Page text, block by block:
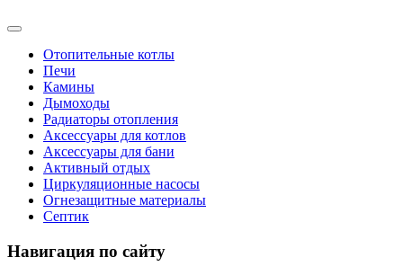
Отопительные котлы
Печи
Камины
Дымоходы
Радиаторы отопления
Аксессуары для котлов
Аксессуары для бани
Активный отдых
Циркуляционные насосы
Огнезащитные материалы
Септик
Навигация по сайту